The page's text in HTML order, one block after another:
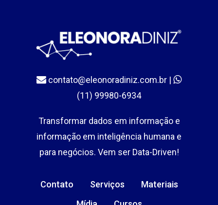
contato@eleonoradiniz.com.br |
(11) 99980-6934
Transformar dados em informação e
informação em inteligência humana e
para negócios. Vem ser Data-Driven!
Contato Serviços
Materiais